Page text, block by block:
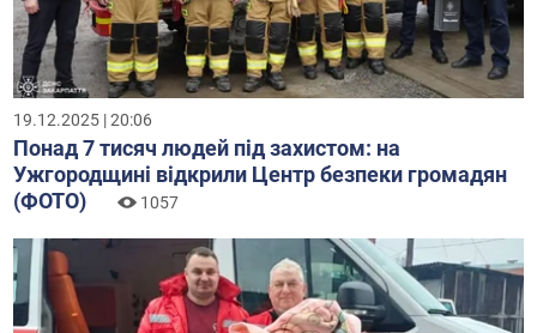
19.12.2025 | 20:06
Понад 7 тисяч людей під захистом: на
Ужгородщині відкрили Центр безпеки громадян
(ФОТО)
1057